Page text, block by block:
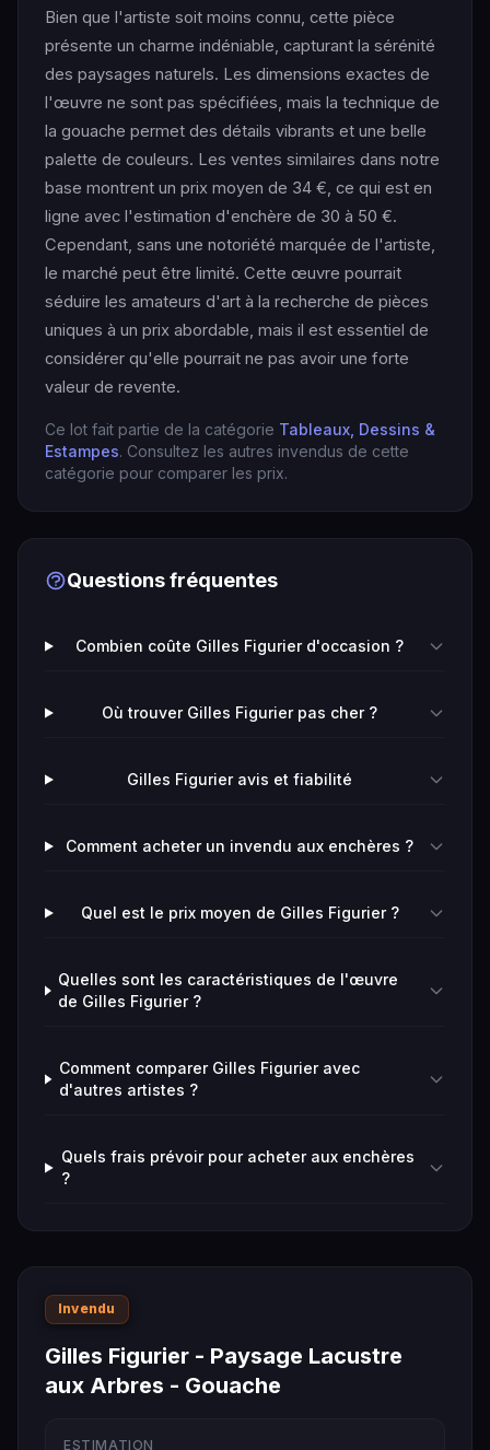
Bien que l'artiste soit moins connu, cette pièce
présente un charme indéniable, capturant la sérénité
des paysages naturels. Les dimensions exactes de
l'œuvre ne sont pas spécifiées, mais la technique de
la gouache permet des détails vibrants et une belle
palette de couleurs. Les ventes similaires dans notre
base montrent un prix moyen de 34 €, ce qui est en
ligne avec l'estimation d'enchère de 30 à 50 €.
Cependant, sans une notoriété marquée de l'artiste,
le marché peut être limité. Cette œuvre pourrait
séduire les amateurs d'art à la recherche de pièces
uniques à un prix abordable, mais il est essentiel de
considérer qu'elle pourrait ne pas avoir une forte
valeur de revente.
Ce lot fait partie de la catégorie Tableaux, Dessins &
Estampes. Consultez les autres invendus de cette
catégorie pour comparer les prix.
Questions fréquentes
Combien coûte Gilles Figurier d'occasion ?
Où trouver Gilles Figurier pas cher ?
Gilles Figurier avis et fiabilité
Comment acheter un invendu aux enchères ?
Quel est le prix moyen de Gilles Figurier ?
Quelles sont les caractéristiques de l'œuvre
de Gilles Figurier ?
Comment comparer Gilles Figurier avec
d'autres artistes ?
Quels frais prévoir pour acheter aux enchères
?
Invendu
Gilles Figurier - Paysage Lacustre
aux Arbres - Gouache
ESTIMATION